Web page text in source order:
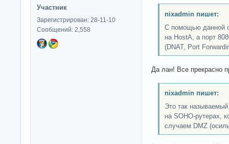
Участник
Зарегистрирован: 28-11-10
Сообщений: 2,558
nixadmin пишет:
С помощью данной
на HostA, а порт
(DNAT, Port
Да лан! Все прекрасно
nixadmin пишет:
Это так
на SOHO-рутерах,
случаем DMZ